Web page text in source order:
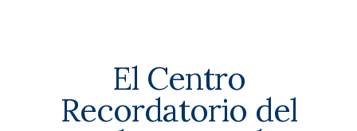
El Centro
Recordatorio del